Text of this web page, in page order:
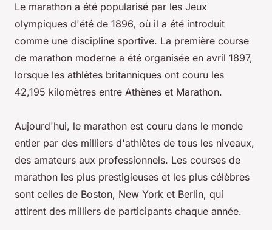
Le marathon a été popularisé par les Jeux
olympiques d'été de 1896, où il a été introduit
comme une discipline sportive. La première course
de marathon moderne a été organisée en avril 1897,
lorsque les athlètes britanniques ont couru les
42,195 kilomètres entre Athènes et Marathon.
Aujourd'hui, le marathon est couru dans le monde
entier par des milliers d'athlètes de tous les niveaux,
des amateurs aux professionnels. Les courses de
marathon les plus prestigieuses et les plus célèbres
sont celles de Boston, New York et Berlin, qui
attirent des milliers de participants chaque année.